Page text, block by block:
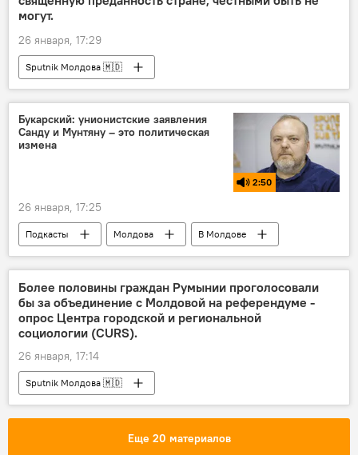
могут.
26 января, 17:29
Sputnik Молдова 🇲🇩
Букарский: унионистcкие заявления
Санду и Мунтяну – это политическая
измена
2:50
26 января, 17:25
Подкасты Молдова
В Молдове
Униря
Владимир Букарский
Более половины граждан Румынии проголосовали
бы за объединение с Молдовой на референдуме -
опрос Центра городской и региональной
социологии (CURS).
26 января, 17:14
Sputnik Молдова 🇲🇩
Еще 20 материалов